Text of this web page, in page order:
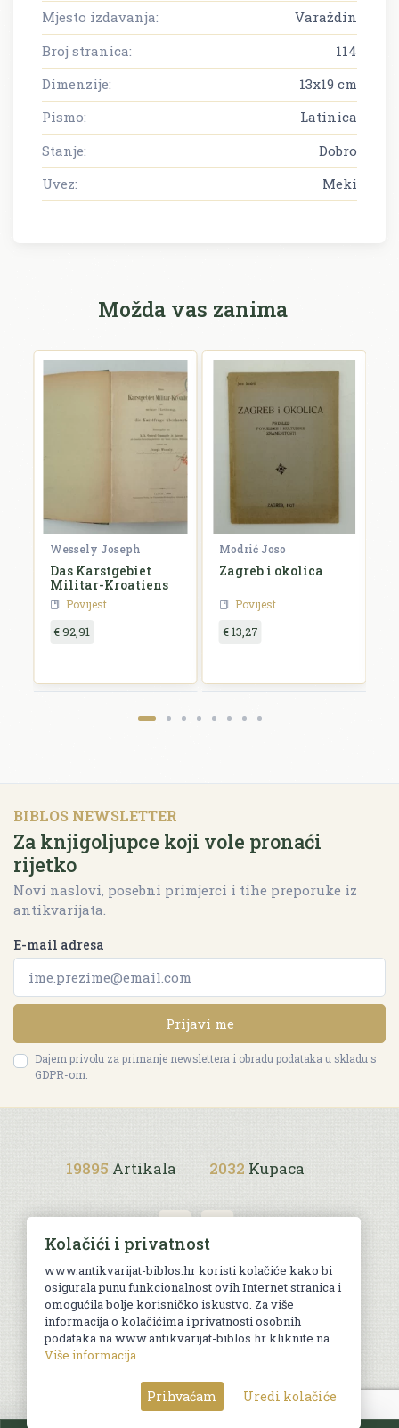
Mjesto izdavanja:
Varaždin
Broj stranica:
114
Dimenzije:
13x19 cm
Pismo:
Latinica
Stanje:
Dobro
Uvez:
Meki
Možda vas zanima
Wessely Joseph
Das Karstgebiet
Militar-Kroatiens
Povijest
€ 92,91
Modrić Joso
Zagreb i okolica
Povijest
€ 13,27
BIBLOS NEWSLETTER
Za knjigoljupce koji vole pronaći
rijetko
Novi naslovi, posebni primjerci i tihe preporuke iz
antikvarijata.
E-mail adresa
Prijavi me
Dajem privolu za primanje newslettera i obradu podataka u skladu s
GDPR-om.
19895 Artikala 2032 Kupaca
Uvjeti kupnje
© Sva prava pridržana. Web by
Kolačići i privatnost
www.antikvarijat-biblos.hr koristi kolačiće kako bi
osigurala punu funkcionalnost ovih Internet stranica i
omogućila bolje korisničko iskustvo. Za više
informacija o kolačićima i privatnosti osobnih
podataka na www.antikvarijat-biblos.hr kliknite na
Više informacija
Prihvaćam Uredi kolačiće